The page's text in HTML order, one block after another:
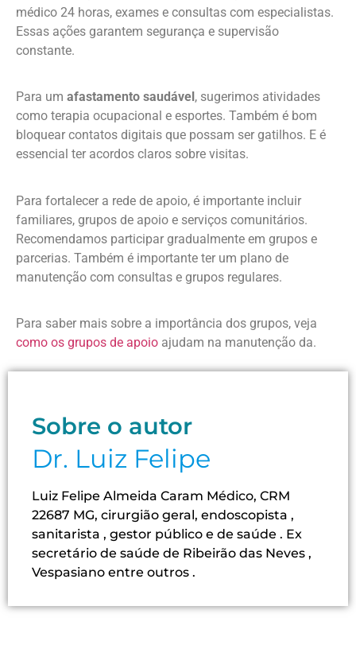
médico 24 horas, exames e consultas com especialistas.
Essas ações garantem segurança e supervisão
constante.
Para um afastamento saudável, sugerimos atividades
como terapia ocupacional e esportes. Também é bom
bloquear contatos digitais que possam ser gatilhos. E é
essencial ter acordos claros sobre visitas.
Para fortalecer a rede de apoio, é importante incluir
familiares, grupos de apoio e serviços comunitários.
Recomendamos participar gradualmente em grupos e
parcerias. Também é importante ter um plano de
manutenção com consultas e grupos regulares.
Para saber mais sobre a importância dos grupos, veja
como os grupos de apoio ajudam na manutenção da.
Sobre o autor
Dr. Luiz Felipe
Luiz Felipe Almeida Caram Médico, CRM
22687 MG, cirurgião geral, endoscopista ,
sanitarista , gestor público e de saúde . Ex
secretário de saúde de Ribeirão das Neves ,
Vespasiano entre outros .